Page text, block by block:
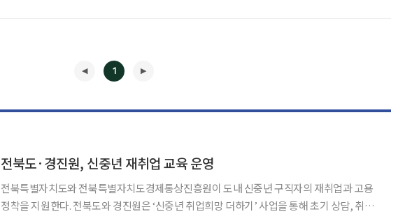
1
전북도·경진원, 신중년 재취업 교육 운영
전북특별자치도와 전북특별자치도경제통상진흥원이 도내 신중년 구직자의 재취업과 고용
정착을 지원한다. 전북도와 경진원은 ‘신중년 취업희망 더하기’ 사업을 통해 초기 상담, 취업